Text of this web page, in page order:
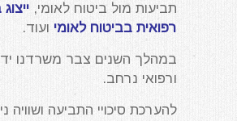
תביעות מול ביטוח לאומי,
רפואית בביטוח לאומי ועוד.
במהלך השנים צבר משרדנו
ורפואי נרחב.
להערכת סיכויי התביעה ושוויה